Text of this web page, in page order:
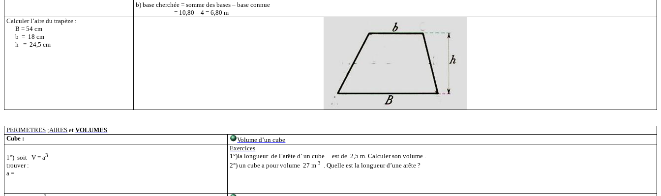
b) base cherchée = somme des bases – base connue
= 10,80 – 4 = 6,80 m
Calculer l’aire du trapèze :
B = 54 cm
b = 18 cm
h
= 24,5 cm
PERIMETRES ;AIRES etVOLUMES
Cube :
Volume d’un cube
1°) soit V = a3
trouver :
a =
Exercices
1°)la longueur de l’arête d’ un cube est de 2,5 m. Calculer son volume .
2°) un cube a pour volume 27 m3 . Quelle est la longueur d’une arête ?